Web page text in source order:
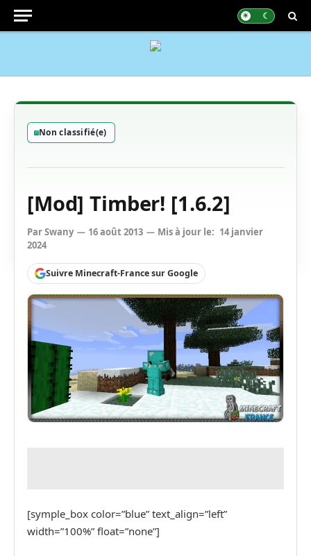
Non classifié(e)
[Mod] Timber! [1.6.2]
ParSwany 16 août 2013 Mis à jour le: 14 janvier
2024
Suivre Minecraft-France sur Google
[symple_box color=”blue” text_align=”left”
width=”100%” float=”none”]